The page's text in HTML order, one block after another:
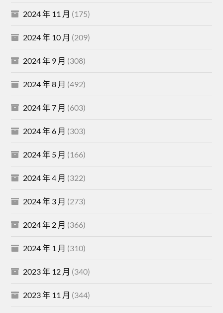
2024 年 11 月 (175)
2024 年 10 月 (209)
2024 年 9 月 (308)
2024 年 8 月 (492)
2024 年 7 月 (603)
2024 年 6 月 (303)
2024 年 5 月 (166)
2024 年 4 月 (322)
2024 年 3 月 (273)
2024 年 2 月 (366)
2024 年 1 月 (310)
2023 年 12 月 (340)
2023 年 11 月 (344)